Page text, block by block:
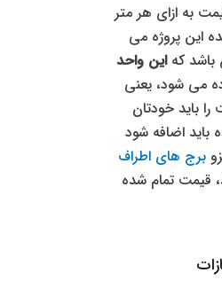
به ازای هر متر
این پروژه می
این واحد
می شود، یعنی
باید خودتان
باید اضافه شود
برج های اطراف
قیمت تمام شده